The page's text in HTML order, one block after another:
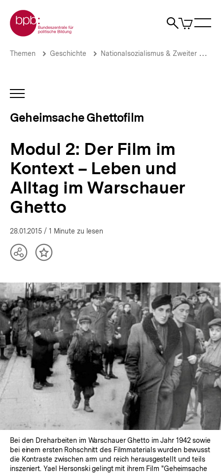
zum
Seiteninhalt
springen
Zur Startseite der bpb
Suche
Artikel
im
Modul
im
Kontext
Leben
Warschauer
Ghetto
Geheimsache
Ghettofilm
Brotkrümelnavigation
Pfadnavigation
Themen Geschichte Nationalsozialismus & Zweiter Weltkrieg
INHALTSNAVIGATION
Geheimsache Ghettofilm
Modul 2: Der Film im
Kontext – Leben und
Alltag im Warschauer
Ghetto
28.01.2015 / 1 Minute zu lesen
TeilenInhalt
Bei den Dreharbeiten im Warschauer Ghetto im Jahr 1942 sowie
bei einem ersten Rohschnitt des Filmmaterials wurden bewusst
die Kontraste zwischen arm und reich herausgestellt und teils
inszeniert. Yael Hersonski gelingt mit ihrem Film "Geheimsache